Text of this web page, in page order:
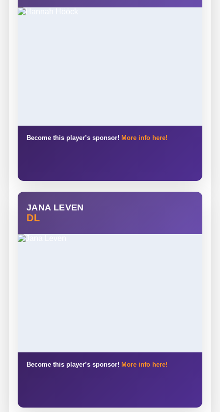
Become this player’s sponsor! More info here!
JANA LEVEN
DL
Become this player’s sponsor! More info here!